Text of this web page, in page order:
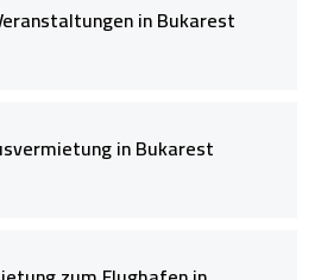
in Bukarest
in Bukarest